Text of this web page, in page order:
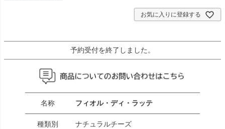
お気に入りに登録する
予約受付を終了しました。
名称 フィオル・ディ・ラッテ
種類別 ナチュラルチーズ